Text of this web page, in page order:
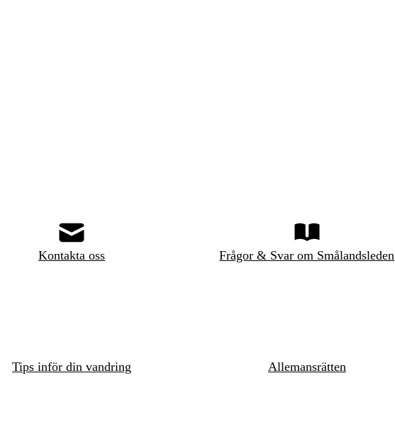
Kontakta oss Frågor & Svar om Smålandsleden
Tips inför din vandring Allemansrätten